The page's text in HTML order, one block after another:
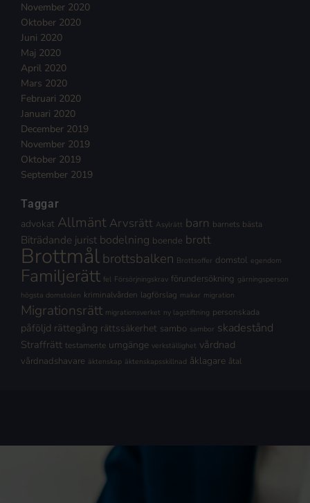
November 2020
Oktober 2020
Juni 2020
Maj 2020
April 2020
Mars 2020
Februari 2020
Januari 2020
December 2019
November 2019
Oktober 2019
September 2019
Taggar
advokat Allmänt Arvsrätt Asylrätt barn barnets bästa
Biträdande jurist bodelning boende brott
Brottmålbrottsbalken Brottsoffer domstol egendom
Familjerätt fel Försörjningskrav förundersökning gärningsperson
högsta domstolen kriminalvården lagförslag makar migration
Migrationsrätt migrationsverket ny lagstiftning personskada
påföljd rättegång rättssäkerhet sambo sambor skadestånd
Straffrätt testamente umgänge verkställighet vårdnad
vårdnadshavare äktenskap äktenskapsskillnad åklagare åtal